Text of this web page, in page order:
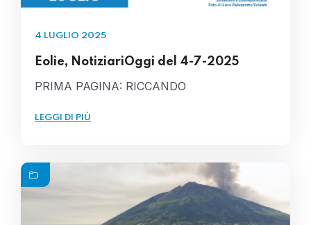
4 LUGLIO 2025
Eolie, NotiziariOggi del 4-7-2025
PRIMA PAGINA: RICCANDO
LEGGI DI PIÙ